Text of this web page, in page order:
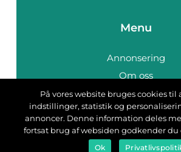
Menu
Annonsering
Om oss
Cookies
Kontakta oss
Sitemap
På vores website bruges cookies til
indstillinger, statistik og
annoncer. Denne information deles
fortsat brug af websiden godkender
Ok